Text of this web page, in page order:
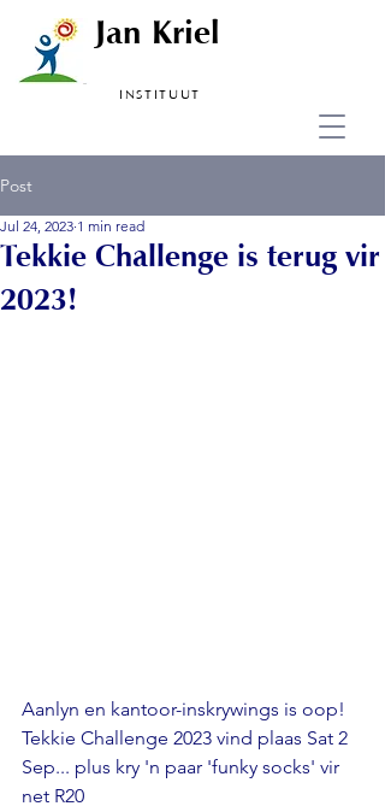
Jan Kriel
INSTITUUT
Post
Tekkie Challenge is terug vir
2023!
Jul 24, 2023 1 min read
Aanlyn en kantoor-inskrywings is oop!
Tekkie Challenge 2023 vind plaas Sat 2
Sep... plus kry 'n paar 'funky socks' vir
net R20